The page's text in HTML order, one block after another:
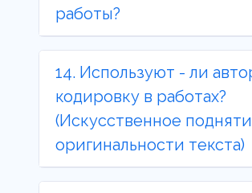
работы?
14. Используют - ли
кодировку в работах?
(Искусственное
оригинальности текста)